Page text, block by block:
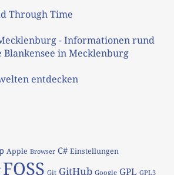
Through Time
- Informationen rund
Blankensee in Mecklenburg
entdecken
Apple Browser C# Einstellungen
FOSS Git GitHub Google GPL GPL3